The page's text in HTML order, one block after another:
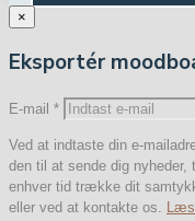
×
Eksportér
E-mail *
Ved at indtaste din e-
den til at sende dig nyheder,
enhver tid trække dit
eller ved at kontakte os. Læs